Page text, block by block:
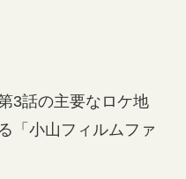
3話の主要なロケ地
「小山フィルムファ